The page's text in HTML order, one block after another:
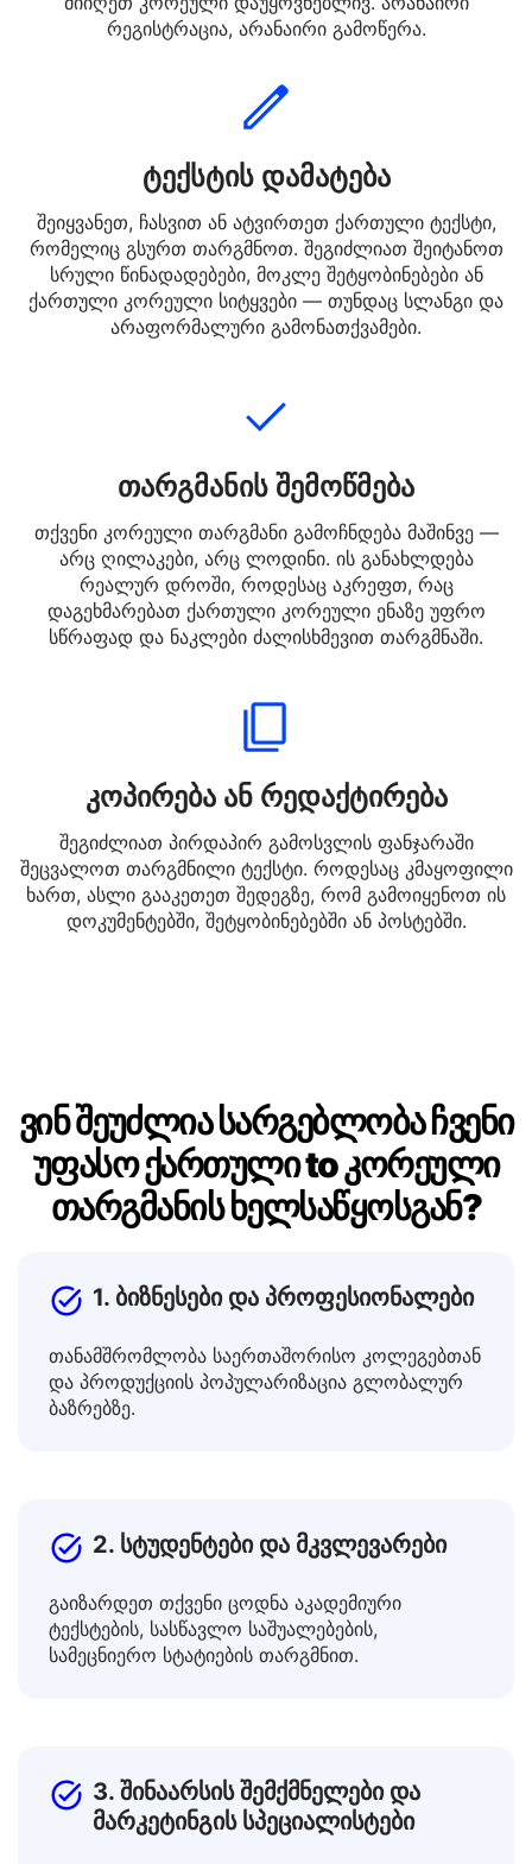
უბრალოდ ჩასვით თქვენი ინგლისური ტექსტი —
რეგისტრაცია, არანაირი გამოწერა.
ტექსტის დამატება
შეიყვანეთ, ჩასვით ან ატვირთეთ ქართული ტექსტი,
რომელიც გსურთ თარგმნოთ. შეგიძლიათ შეიტანოთ
სრული წინადადებები, მოკლე შეტყობინებები ან
თარგმანის შემოწმება
თქვენი კორეული თარგმანი გამოჩნდება მაშინვე —
არც ღილაკები, არც ლოდინი. ის განახლდება
რეალურ დროში, როდესაც აკრეფთ, რაც
სწრაფად და ნაკლები ძალისხმევით თარგმნაში.
კოპირება ან რედაქტირება
შეგიძლიათ პირდაპირ გამოსვლის ფანჯარაში
შეცვალოთ თარგმნილი ტექსტი. როდესაც კმაყოფილი
ვინ შეუძლია სარგებლობა ჩვენი
უფასო ქართული to კორეული
1. ბიზნესები და პროფესიონალები
თანამშრომლობა საერთაშორისო კოლეგებთან
2. სტუდენტები და მკვლევარები
გაიზარდეთ თქვენი ცოდნა აკადემიური